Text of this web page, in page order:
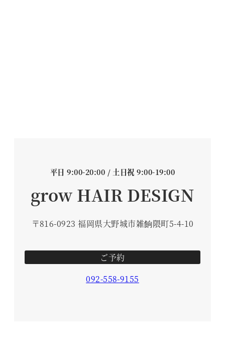
平日 9:00-20:00 / 土日祝 9:00-19:00
grow HAIR DESIGN
〒816-0923 福岡県大野城市雑餉隈町5-4-10
ご予約
092-558-9155